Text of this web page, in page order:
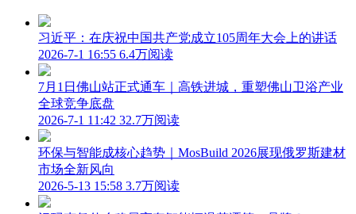
习近平：在庆祝中国共产党成立105周年大会上的讲话
2026-7-1 16:55 6.4万阅读
7月1日佛山站正式通车｜高铁进城，重塑佛山卫浴产业
全球竞争底盘
2026-7-1 11:42 32.7万阅读
环保与智能成核心趋势｜MosBuild 2026展现俄罗斯建材
市场全新风向
2026-5-13 15:58 3.7万阅读